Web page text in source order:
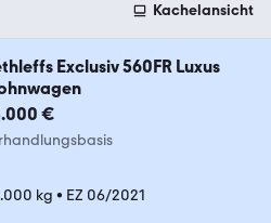
Kachelansicht
Exclusiv 560FR Luxus
€
kg • EZ 06/2021